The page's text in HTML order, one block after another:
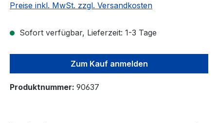
Preise inkl. MwSt. zzgl. Versandkosten
Sofort verfügbar, Lieferzeit: 1-3 Tage
Zum Kauf anmelden
Produktnummer: 90637